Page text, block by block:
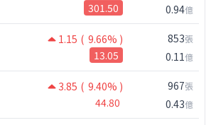
301.50 0.94億
1.15 ( 9.66% )
13.05
853張
0.11億
3.85 ( 9.40% )
44.80
967張
0.43億